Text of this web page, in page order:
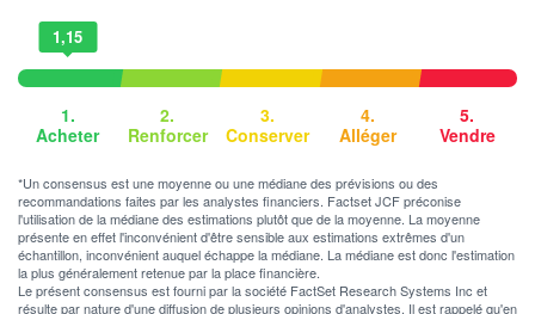
+ PORTEFEUILLE
1,15
1.
Acheter
2.
Renforcer
3.
Conserver
4.
Alléger
5.
Vendre
*Un consensus est une moyenne ou une médiane des prévisions ou des
recommandations faites par les analystes financiers. Factset JCF préconise
l'utilisation de la médiane des estimations plutôt que de la moyenne. La moyenne
présente en effet l'inconvénient d'être sensible aux estimations extrêmes d'un
échantillon, inconvénient auquel échappe la médiane. La médiane est donc l'estimation
la plus généralement retenue par la place financière.
Le présent consensus est fourni par la société FactSet Research Systems Inc et
résulte par nature d'une diffusion de plusieurs opinions d'analystes. Il est rappelé qu'en